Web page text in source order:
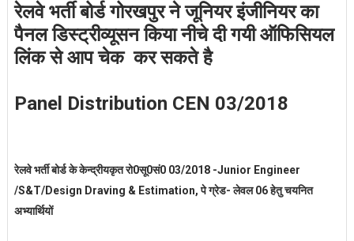
रेलवे भर्ती बोर्ड गोरखपुर ने जूनियर इंजीनियर का
पैनल डिस्ट्रीव्यूसन किया नीचे दी गयी ऑफिसियल
लिंक से आप चेक कर सकते है
Panel Distribution CEN 03/2018
रेलवे भर्ती बोर्ड के केन्द्रीयकृत रो0सू0सं0 03/2018 -Junior Engineer
/S&T/Design Draving & Estimation, पे ग्रेड- लेवल 06 हेतु चयनित
अभ्यार्थियों